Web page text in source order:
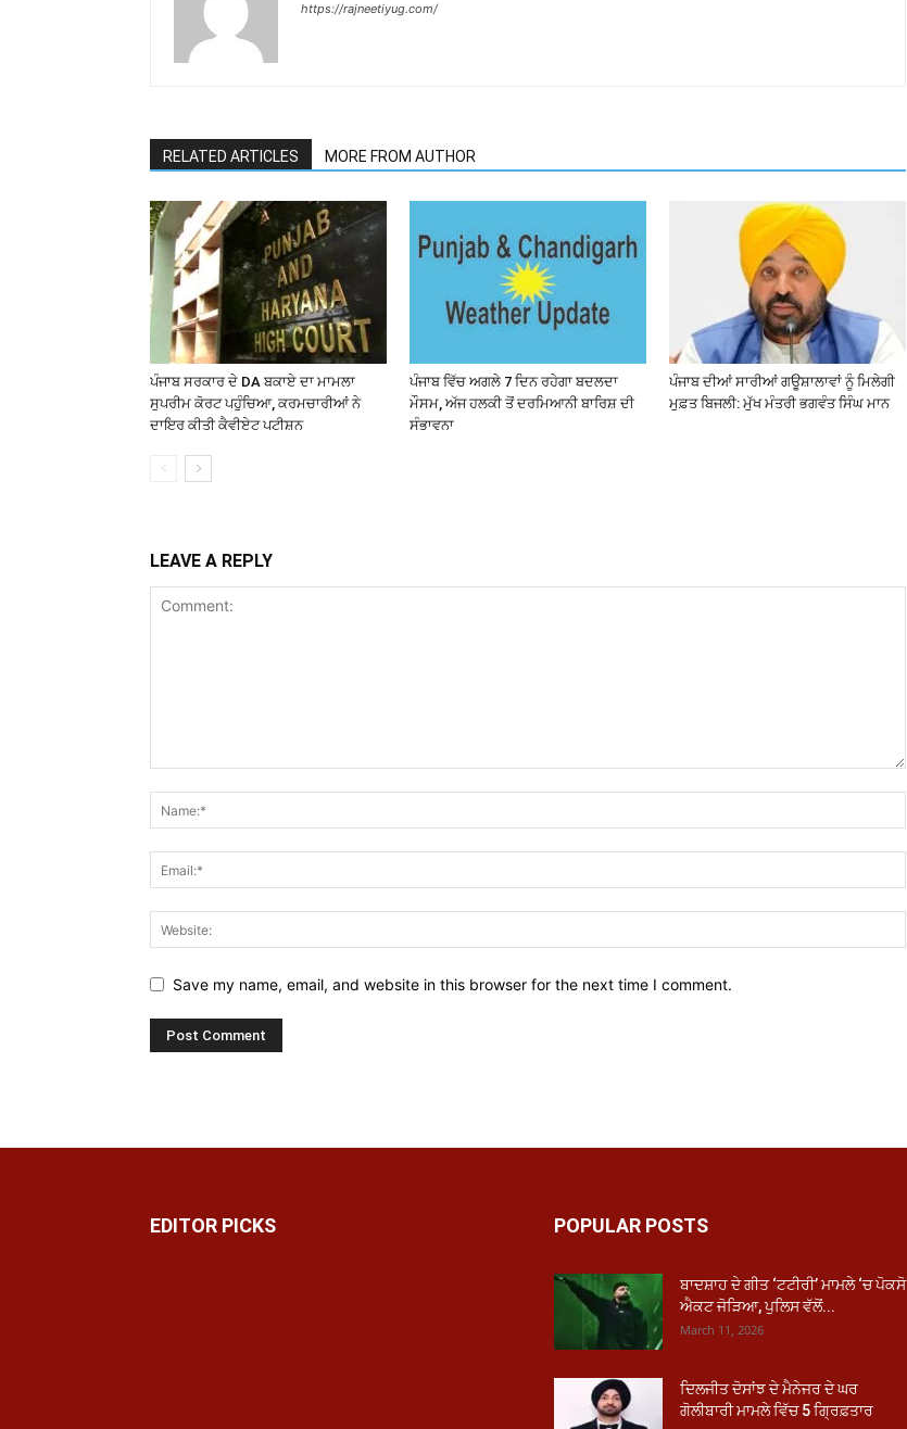
https://rajneetiyug.com/
RELATED ARTICLES MORE FROM AUTHOR
ਪੰਜਾਬ ਸਰਕਾਰ ਦੇ DA ਬਕਾਏ ਦਾ ਮਾਮਲਾ
ਸੁਪਰੀਮ ਕੋਰਟ ਪਹੁੰਚਿਆ, ਕਰਮਚਾਰੀਆਂ ਨੇ
ਦਾਇਰ ਕੀਤੀ ਕੈਵੀਏਟ ਪਟੀਸ਼ਨ
ਪੰਜਾਬ ਵਿੱਚ ਅਗਲੇ 7 ਦਿਨ ਰਹੇਗਾ ਬਦਲਦਾ
ਮੌਸਮ, ਅੱਜ ਹਲਕੀ ਤੋਂ ਦਰਮਿਆਨੀ ਬਾਰਿਸ਼ ਦੀ
ਸੰਭਾਵਨਾ
ਪੰਜਾਬ ਦੀਆਂ ਸਾਰੀਆਂ ਗਊਸ਼ਾਲਾਵਾਂ ਨੂੰ ਮਿਲੇਗੀ
ਮੁਫ਼ਤ ਬਿਜਲੀ: ਮੁੱਖ ਮੰਤਰੀ ਭਗਵੰਤ ਸਿੰਘ ਮਾਨ
LEAVE A REPLY
Save my name, email, and website in this browser for the next time I comment.
EDITOR PICKS POPULAR POSTS
ਬਾਦਸ਼ਾਹ ਦੇ ਗੀਤ ‘ਟਟੀਰੀ’ ਮਾਮਲੇ ‘ਚ ਪੋਕਸੋ
ਐਕਟ ਜੋੜਿਆ, ਪੁਲਿਸ ਵੱਲੋਂ...
March 11, 2026
ਦਿਲਜੀਤ ਦੋਸਾਂਝ ਦੇ ਮੈਨੇਜਰ ਦੇ ਘਰ
ਗੋਲੀਬਾਰੀ ਮਾਮਲੇ ਵਿੱਚ 5 ਗ੍ਰਿਫ਼ਤਾਰ